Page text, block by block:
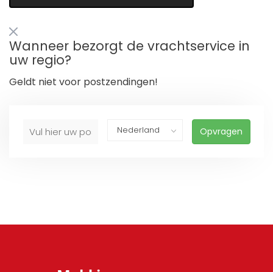
Wanneer bezorgt de vrachtservice in
uw regio?
Geldt niet voor postzendingen!
Opvragen